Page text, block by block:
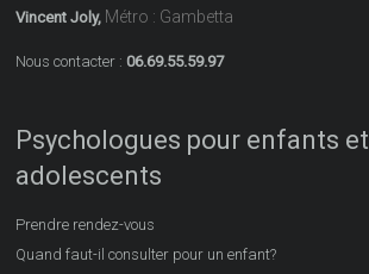
Vincent Joly, Métro : Gambetta
Nous contacter : 06.69.55.59.97
Psychologues pour enfants et
adolescents
Prendre rendez-vous
Quand faut-il consulter pour un enfant?